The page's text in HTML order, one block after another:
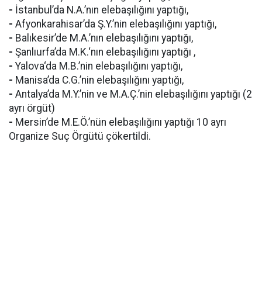
- İstanbul’da N.A.’nın elebaşılığını yaptığı,
- Afyonkarahisar’da Ş.Y.’nin elebaşılığını yaptığı,
- Balıkesir’de M.A.’nın elebaşılığını yaptığı,
- Şanlıurfa’da M.K.‘nın elebaşılığını yaptığı ,
- Yalova‘da M.B.’nin elebaşılığını yaptığı,
- Manisa’da C.G.’nin elebaşılığını yaptığı,
- Antalya’da M.Y.’nin ve M.A.Ç.’nin elebaşılığını yaptığı (2
ayrı örgüt)
- Mersin’de M.E.Ö.’nün elebaşılığını yaptığı 10 ayrı
Organize Suç Örgütü çökertildi.